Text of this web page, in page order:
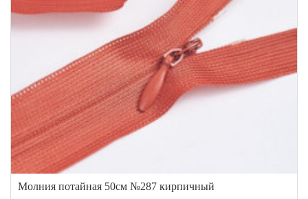
Молния потайная 50см №287 кирпичный